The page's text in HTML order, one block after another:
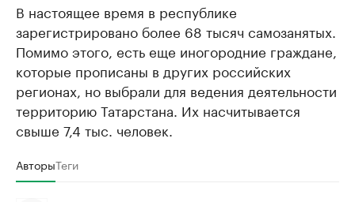
В настоящее время в республике
зарегистрировано более 68 тысяч самозанятых.
Помимо этого, есть еще иногородние граждане,
которые прописаны в других российских
регионах, но выбрали для ведения деятельности
территорию Татарстана. Их насчитывается
свыше 7,4 тыс. человек.
АвторыТеги